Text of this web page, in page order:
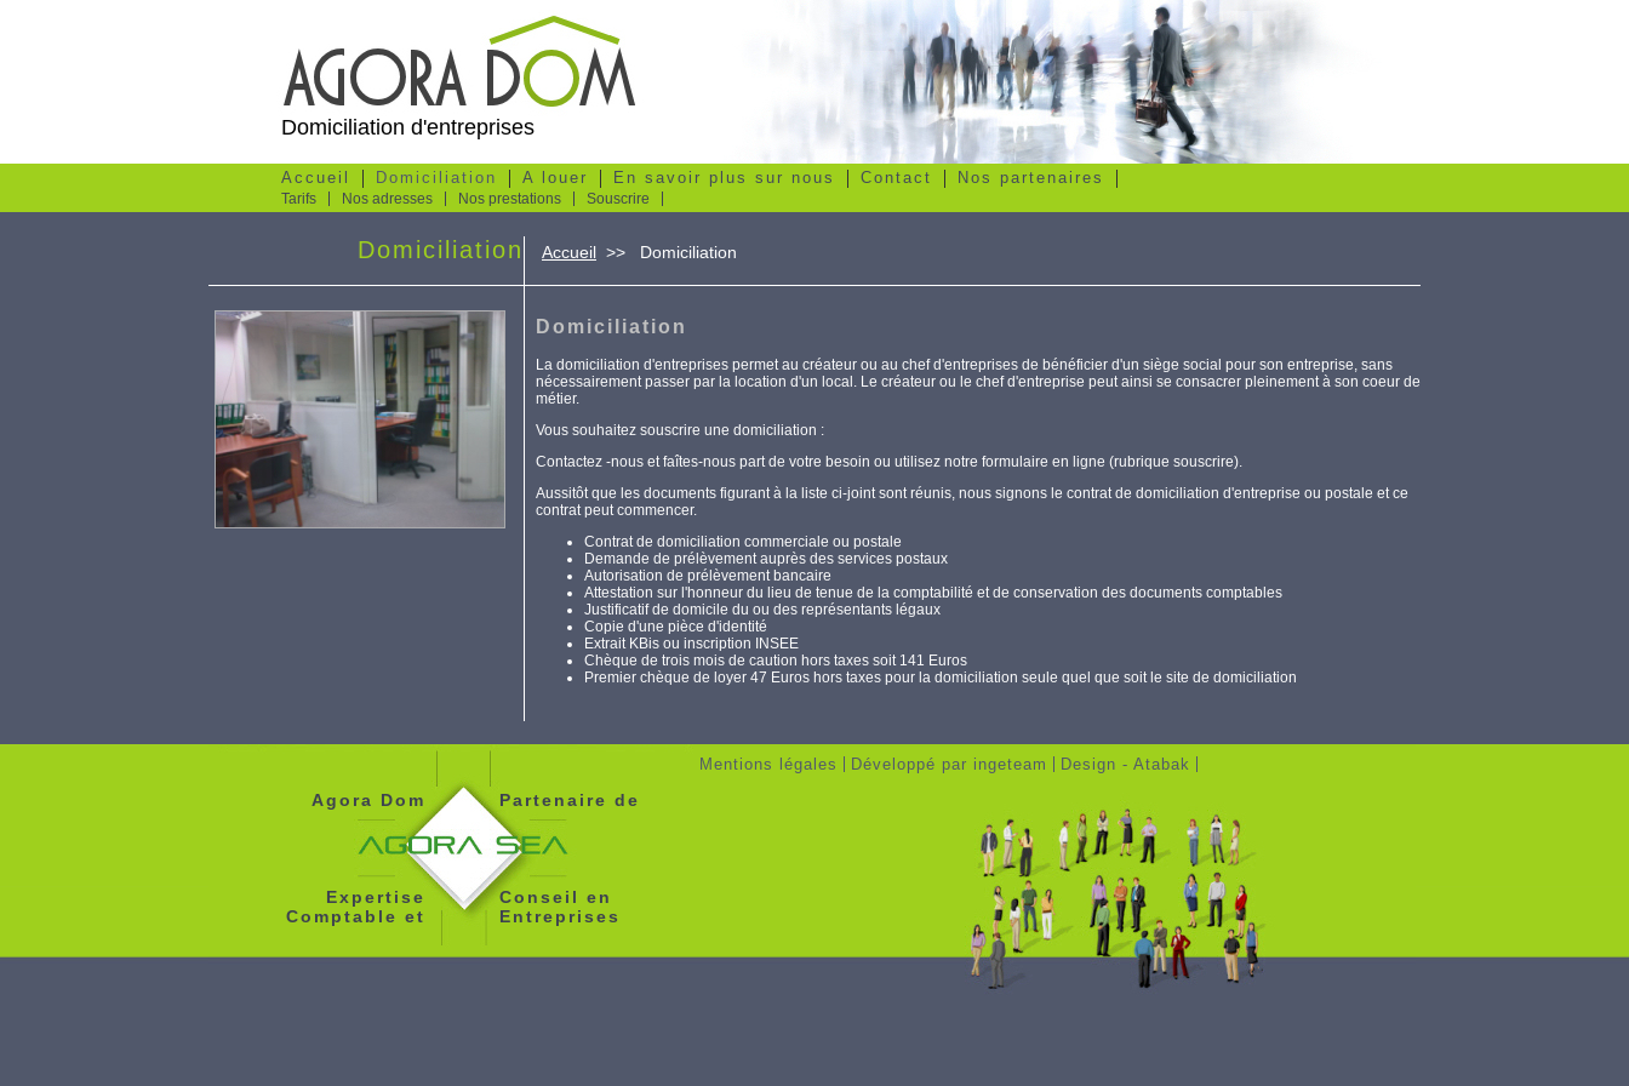
Domiciliation d'entreprises
Accueil Domiciliation A louer En savoir plus sur nous Contact Nos partenaires
Tarifs Nos adresses Nos prestations Souscrire
Domiciliation Accueil >> Domiciliation
Domiciliation
La domiciliation d'entreprises permet au créateur ou au chef d'entreprises de bénéficier d'un siège social pour son entreprise, sans
nécessairement passer par la location d'un local. Le créateur ou le chef d'entreprise peut ainsi se consacrer pleinement à son coeur de
métier.
Vous souhaitez souscrire une domiciliation :
Contactez -nous et faîtes-nous part de votre besoin ou utilisez notre formulaire en ligne (rubrique souscrire).
Aussitôt que les documents figurant à la liste ci-joint sont réunis, nous signons le contrat de domiciliation d'entreprise ou postale et ce
contrat peut commencer.
Contrat de domiciliation commerciale ou postale
Demande de prélèvement auprès des services postaux
Autorisation de prélèvement bancaire
Attestation sur l'honneur du lieu de tenue de la comptabilité et de conservation des documents comptables
Justificatif de domicile du ou des représentants légaux
Copie d'une pièce d'identité
Extrait KBis ou inscription INSEE
Chèque de trois mois de caution hors taxes soit 141 Euros
Premier chèque de loyer 47 Euros hors taxes pour la domiciliation seule quel que soit le site de domiciliation
Agora Dom Partenaire de
Expertise
Comptable et
Conseil en
Entreprises
Mentions légales Développé par ingeteam Design - Atabak